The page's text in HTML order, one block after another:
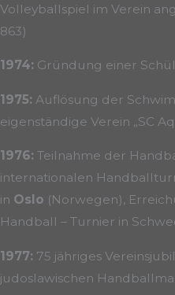
Volleyballspiel im Verein
863)
1974: Gründung einer
1975: Auflösung der
eigenständige Verein „SC
1976: Teilnahme der
internationalen
in Oslo (Norwegen),
Handball – Turnier in
1977: 75 jähriges
judoslawischen